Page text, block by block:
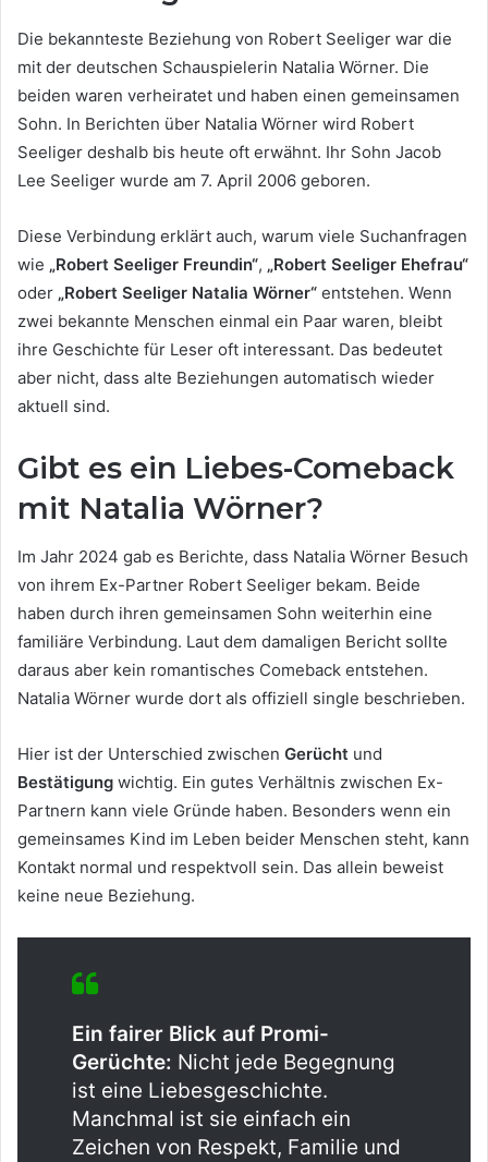
Die bekannteste Beziehung von Robert Seeliger war die
mit der deutschen Schauspielerin Natalia Wörner. Die
beiden waren verheiratet und haben einen gemeinsamen
Sohn. In Berichten über Natalia Wörner wird Robert
Seeliger deshalb bis heute oft erwähnt. Ihr Sohn Jacob
Lee Seeliger wurde am 7. April 2006 geboren.
Diese Verbindung erklärt auch, warum viele Suchanfragen
wie „Robert Seeliger Freundin“, „Robert Seeliger Ehefrau“
oder „Robert Seeliger Natalia Wörner“ entstehen. Wenn
zwei bekannte Menschen einmal ein Paar waren, bleibt
ihre Geschichte für Leser oft interessant. Das bedeutet
aber nicht, dass alte Beziehungen automatisch wieder
aktuell sind.
Gibt es ein Liebes-Comeback
mit Natalia Wörner?
Im Jahr 2024 gab es Berichte, dass Natalia Wörner Besuch
von ihrem Ex-Partner Robert Seeliger bekam. Beide
haben durch ihren gemeinsamen Sohn weiterhin eine
familiäre Verbindung. Laut dem damaligen Bericht sollte
daraus aber kein romantisches Comeback entstehen.
Natalia Wörner wurde dort als offiziell single beschrieben.
Hier ist der Unterschied zwischen Gerücht und
Bestätigung wichtig. Ein gutes Verhältnis zwischen Ex-
Partnern kann viele Gründe haben. Besonders wenn ein
gemeinsames Kind im Leben beider Menschen steht, kann
Kontakt normal und respektvoll sein. Das allein beweist
keine neue Beziehung.
Ein fairer Blick auf Promi-
Gerüchte: Nicht jede Begegnung
ist eine Liebesgeschichte.
Manchmal ist sie einfach ein
Zeichen von Respekt, Familie und